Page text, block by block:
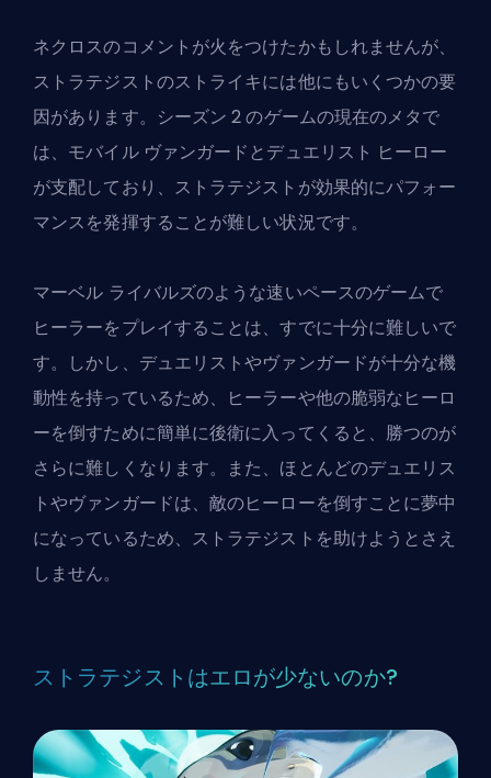
ネクロスのコメントが火をつけたかもしれませんが、
ストラテジストのストライキには他にもいくつかの要
因があります。シーズン 2 のゲームの現在のメタで
は、モバイル ヴァンガードとデュエリスト ヒーロー
が支配しており、ストラテジストが効果的にパフォー
マンスを発揮することが難しい状況です。
マーベル ライバルズのような速いペースのゲームで
ヒーラーをプレイすることは、すでに十分に難しいで
す。しかし、デュエリストやヴァンガードが十分な機
動性を持っているため、ヒーラーや他の脆弱なヒーロ
ーを倒すために簡単に後衛に入ってくると、勝つのが
さらに難しくなります。また、ほとんどのデュエリス
トやヴァンガードは、敵のヒーローを倒すことに夢中
になっているため、ストラテジストを助けようとさえ
しません。
ストラテジストはエロが少ないのか?